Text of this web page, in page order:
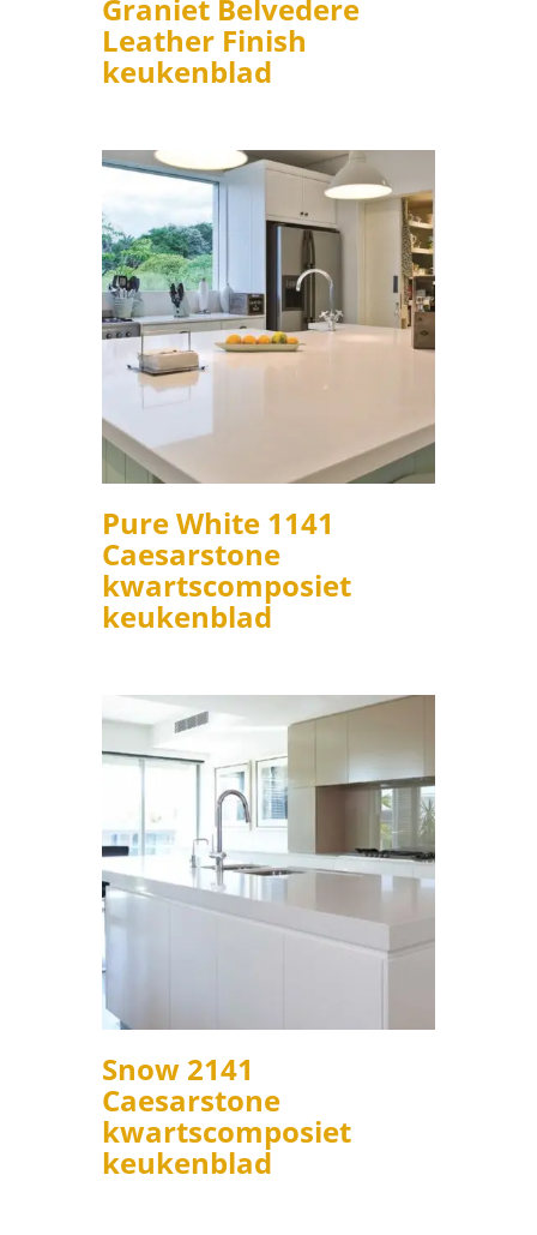
Graniet Belvedere
Leather Finish
keukenblad
Pure White 1141
Caesarstone
kwartscomposiet
keukenblad
Snow 2141
Caesarstone
kwartscomposiet
keukenblad